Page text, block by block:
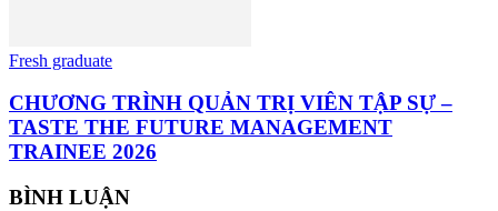
Fresh graduate
CHƯƠNG TRÌNH QUẢN TRỊ VIÊN TẬP SỰ –
TASTE THE FUTURE MANAGEMENT
TRAINEE 2026
BÌNH LUẬN